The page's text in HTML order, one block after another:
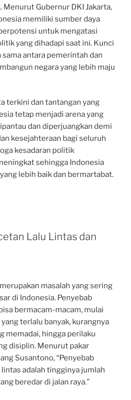
Menurut Gubernur DKI Jakarta,
memiliki sumber daya
untuk mengatasi
yang dihadapi saat ini. Kunci
sama antara pemerintah dan
negara yang lebih maju
terkini dan tantangan yang
tetap menjadi arena yang
dan diperjuangkan demi
kesejahteraan bagi seluruh
kesadaran politik
sehingga Indonesia
lebih baik dan bermartabat.
Lalu Lintas dan
masalah yang sering
di Indonesia. Penyebab
bermacam-macam, mulai
terlalu banyak, kurangnya
memadai, hingga perilaku
disiplin. Menurut pakar
Susantono, “Penyebab
adalah tingginya jumlah
beredar di jalan raya.”